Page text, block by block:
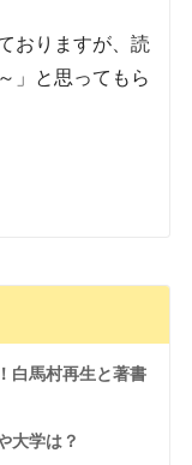
おりますが、読
」と思ってもら
白馬村再生と著書
大学は？